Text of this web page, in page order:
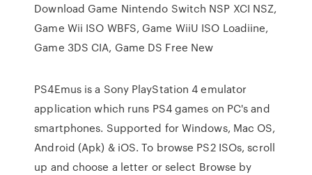
Download Game Nintendo Switch NSP XCI NSZ,
Game Wii ISO WBFS, Game WiiU ISO Loadiine,
Game 3DS CIA, Game DS Free New
PS4Emus is a Sony PlayStation 4 emulator
application which runs PS4 games on PC's and
smartphones. Supported for Windows, Mac OS,
Android (Apk) & iOS. To browse PS2 ISOs, scroll
up and choose a letter or select Browse by